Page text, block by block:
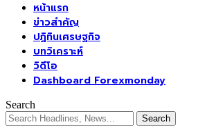
หน้าแรก
ข่าวสำคัญ
ปฏิทินเศรษฐกิจ
บทวิเคราะห์
วิดีโอ
Dashboard Forexmonday
Search